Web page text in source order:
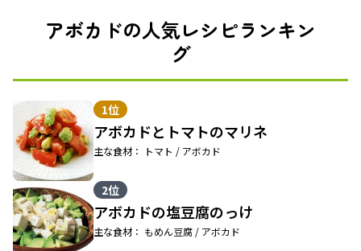
アボカドの人気レシピランキン
グ
1位
アボカドとトマトのマリネ
主な食材： トマト / アボカド
2位
アボカドの塩豆腐のっけ
主な食材： もめん豆腐 / アボカド